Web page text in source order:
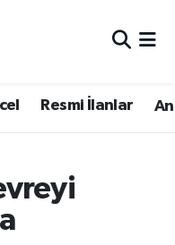
Resmi İlanlar
Fikstür